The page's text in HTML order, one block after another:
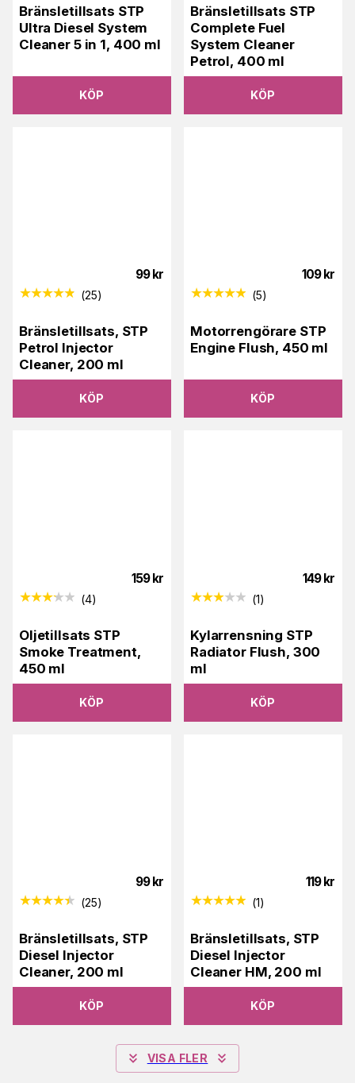
Bränsletillsats STP
Ultra Diesel System
Cleaner 5 in 1, 400 ml
KÖP
Bränsletillsats STP
Complete Fuel
System Cleaner
Petrol, 400 ml
KÖP
99 kr
(25)
Bränsletillsats, STP
Petrol Injector
Cleaner, 200 ml
KÖP
109 kr
(5)
Motorrengörare STP
Engine Flush, 450 ml
KÖP
159 kr
(4)
Oljetillsats STP
Smoke Treatment,
450 ml
KÖP
149 kr
(1)
Kylarrensning STP
Radiator Flush, 300
ml
KÖP
99 kr
(25)
Bränsletillsats, STP
Diesel Injector
Cleaner, 200 ml
KÖP
119 kr
(1)
Bränsletillsats, STP
Diesel Injector
Cleaner HM, 200 ml
KÖP
VISA FLER